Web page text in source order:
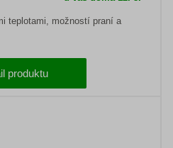
teplotami, možností praní a
produktu